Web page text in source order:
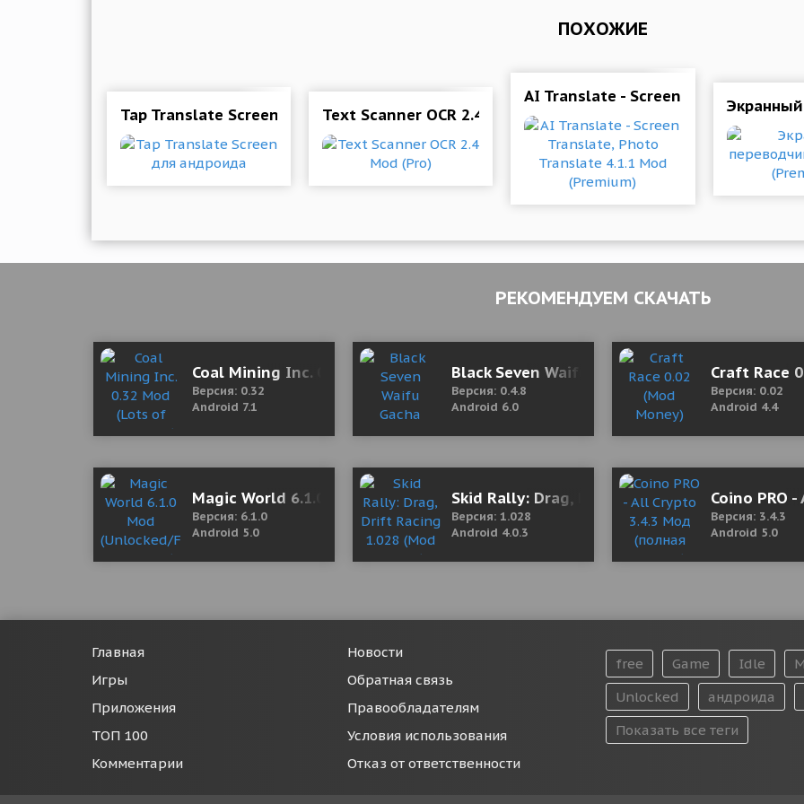
ПОХОЖИЕ
Tap Translate Screen для андроидаText Scanner OCR 2.4 Mod (Pro)
AI Translate - Screen Translate,Экранный
РЕКОМЕНДУЕМ СКАЧАТЬ
Coal Mining Inc. 0.32 Mod (Lots of diamonds)
Версия: 0.32
Android 7.1
Black Seven Waifu Gacha Isekai 0.4.8 Mod
Версия: 0.4.8
Android 6.0
Craft Race
Версия: 0.02
Android 4.4
Magic World 6.1.0 Mod (Unlocked/Free Shopping)
Версия: 6.1.0
Android 5.0
Skid Rally: Drag, Drift Racing 1.028 (Mod
Версия: 1.028
Android 4.0.3
Coino PRO
Версия: 3.4.3
Android 5.0
Главная
Игры
Приложения
ТОП 100
Комментарии
Новости
Обратная связь
Правообладателям
Условия использования
Отказ от ответственности
free Game Idle
Unlocked
андроида
Показать все теги